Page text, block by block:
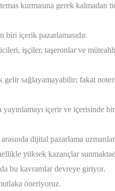
kurmasına gerek kalmadan
içerik pazarlamasıdır.
işçiler, taşeronlar ve
sağlayamayabilir; fakat
içerir ve içerisinde
dijital pazarlama
yüksek kazançlar
bu kavramlar devreye giriyor.
öneriyoruz.